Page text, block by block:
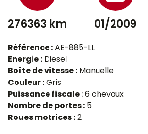
276363 km 01/2009
Référence :AE-885-LL
Energie : Diesel
Boîte de vitesse : Manuelle
Couleur :Gris
Puissance fiscale :6 chevaux
Nombre de portes : 5
Roues motrices :2